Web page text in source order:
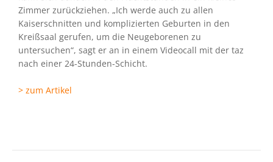
Zimmer zurückziehen. „Ich werde auch zu allen
Kaiserschnitten und komplizierten Geburten in den
Kreißsaal gerufen, um die Neugeborenen zu
untersuchen“, sagt er an in einem Videocall mit der taz
nach einer 24-Stunden-Schicht.
> zum Artikel